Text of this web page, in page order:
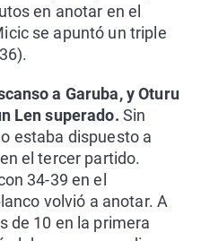
en anotar en el
se apuntó un triple
a Garuba, y Oturu
Len superado. Sin
estaba dispuesto a
el tercer partido.
34-39 en el
volvió a anotar. A
de 10 en la primera